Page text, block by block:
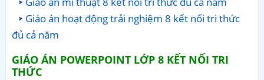
Giáo án hoạt động trải nghiệm 8 kết nối tri thức
đủ cả năm
GIÁO ÁN POWERPOINT LỚP 8 KẾT NỐI TRI
THỨC